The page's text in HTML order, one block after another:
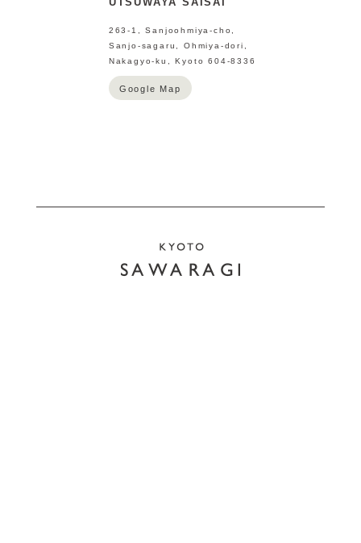
263-1, Sanjoohmiya-cho,
Sanjo-sagaru, Ohmiya-dori,
Nakagyo-ku, Kyoto 604-8336
Google Map